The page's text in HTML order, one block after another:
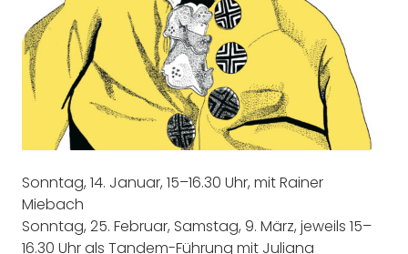
Sonntag, 14. Januar, 15–16.30 Uhr, mit Rainer
Miebach
Sonntag, 25. Februar, Samstag, 9. März, jeweils 15–
16.30 Uhr als Tandem-Führung mit Juliana